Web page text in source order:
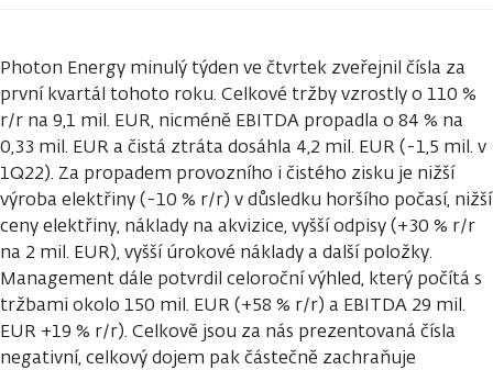
Photon Energy minulý týden ve čtvrtek zveřejnil čísla za
první kvartál tohoto roku. Celkové tržby vzrostly o 110 %
r/r na 9,1 mil. EUR, nicméně EBITDA propadla o 84 % na
0,33 mil. EUR a čistá ztráta dosáhla 4,2 mil. EUR (-1,5 mil. v
1Q22). Za propadem provozního i čistého zisku je nižší
výroba elektřiny (-10 % r/r) v důsledku horšího počasí, nižší
ceny elektřiny, náklady na akvizice, vyšší odpisy (+30 % r/r
na 2 mil. EUR), vyšší úrokové náklady a další položky.
Management dále potvrdil celoroční výhled, který počítá s
tržbami okolo 150 mil. EUR (+58 % r/r) a EBITDA 29 mil.
EUR +19 % r/r). Celkově jsou za nás prezentovaná čísla
negativní, celkový dojem pak částečně zachraňuje